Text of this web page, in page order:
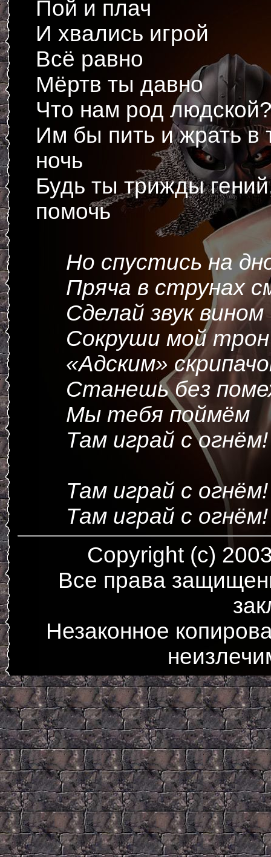
Пой и плач
И хвались игрой
Всё равно
Мёртв ты давно
Что нам род
Им бы пить и жрать в
ночь
Будь ты трижды
помочь
Но спустись на
Пряча в струнах
Сделай звук вином
Сокруши мой трон
«Адским»
Станешь без
Мы тебя поймём
Там играй с огнём!
Там играй с огнём!
Там играй с огнём!
Copyright (c)
Все права
Незаконное